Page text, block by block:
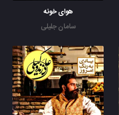
هوای خونه
سامان جلیلی